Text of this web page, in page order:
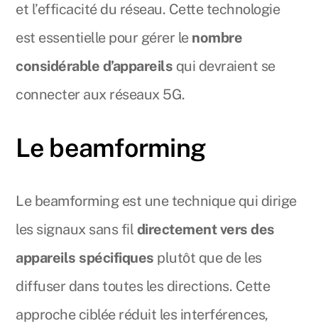
et l’efficacité du réseau. Cette technologie
est essentielle pour gérer le nombre
considérable d’appareils qui devraient se
connecter aux réseaux 5G.
Le beamforming
Le beamforming est une technique qui dirige
les signaux sans fil directement vers des
appareils spécifiques plutôt que de les
diffuser dans toutes les directions. Cette
approche ciblée réduit les interférences,